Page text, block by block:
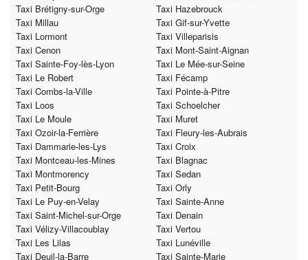
Taxi Brétigny-sur-Orge
Taxi Hazebrouck
Taxi Millau
Taxi Gif-sur-Yvette
Taxi Lormont
Taxi Villeparisis
Taxi Cenon
Taxi Mont-Saint-Aignan
Taxi Sainte-Foy-lès-Lyon
Taxi Le Mée-sur-Seine
Taxi Le Robert
Taxi Fécamp
Taxi Combs-la-Ville
Taxi Pointe-à-Pitre
Taxi Loos
Taxi Schoelcher
Taxi Le Moule
Taxi Muret
Taxi Ozoir-la-Ferrière
Taxi Fleury-les-Aubrais
Taxi Dammarie-les-Lys
Taxi Croix
Taxi Montceau-les-Mines
Taxi Blagnac
Taxi Montmorency
Taxi Sedan
Taxi Petit-Bourg
Taxi Orly
Taxi Le Puy-en-Velay
Taxi Sainte-Anne
Taxi Saint-Michel-sur-Orge
Taxi Denain
Taxi Vélizy-Villacoublay
Taxi Vertou
Taxi Les Lilas
Taxi Lunéville
Taxi Deuil-la-Barre
Taxi Sainte-Marie